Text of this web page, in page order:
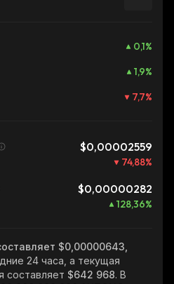
0,1%
1,9%
7,7%
$0,00002559
74,88%
$0,00000282
128,36%
$0,00000643,
24 часа, а текущая
составляет $642 968. В